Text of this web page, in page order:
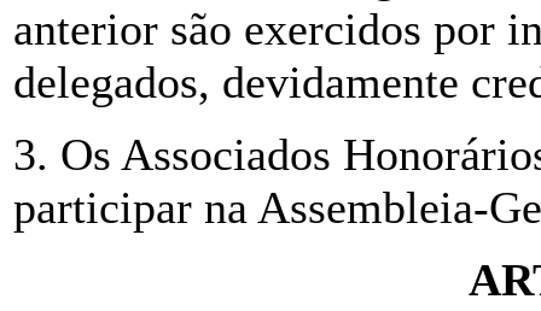
anterior são exercidos por
delegados, devidamente
3. Os Associados
participar na Assembleia-